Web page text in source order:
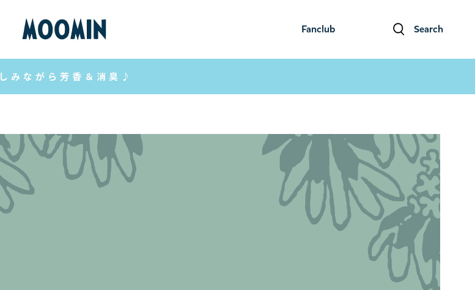
Fanclub Search
みながら芳香＆消臭♪